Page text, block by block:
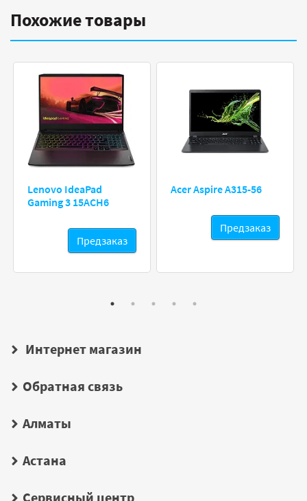
Похожие товары
Lenovo IdeaPad
Gaming 3 15ACH6
Предзаказ
Acer Aspire A315-56
Предзаказ
Интернет магазин
Обратная связь
Алматы
Астана
Сервисный центр